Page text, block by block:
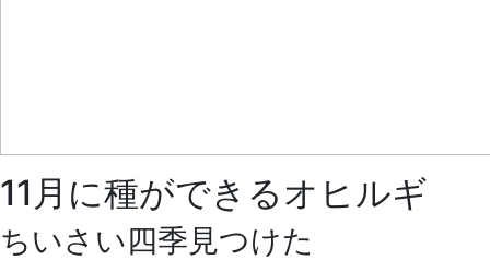
11月に種ができるオヒルギ
ちいさい四季見つけた